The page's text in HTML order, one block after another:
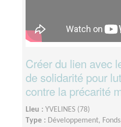
Créer du lien avec
de solidarité pour
contre la précarité
Lieu : YVELINES (78)
Type : Développement,